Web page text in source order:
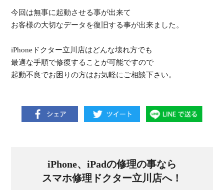
今回は無事に起動させる事が出来て
お客様の大切なデータを復旧する事が出来ました。
iPhoneドクター立川店はどんな壊れ方でも
最適な手順で修復することが可能ですので
起動不良でお困りの方はお気軽にご相談下さい。
iPhone、iPadの修理の事なら
スマホ修理ドクター立川店へ！